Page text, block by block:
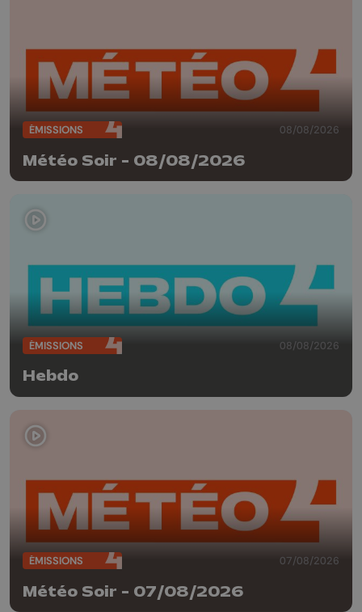
ÉMISSIONS 08/08/2026
Météo Soir - 08/08/2026
ÉMISSIONS 08/08/2026
Hebdo
ÉMISSIONS 07/08/2026
Météo Soir - 07/08/2026